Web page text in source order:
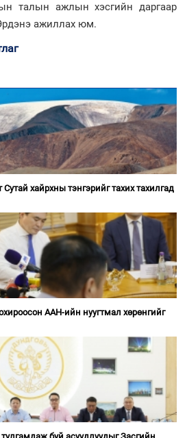
талын ажлын хэсгийн даргаар
ажиллах юм.
хайрхны тэнгэрийг тахих тахилгад
ААН-ийн нуугтмал хөрөнгийг